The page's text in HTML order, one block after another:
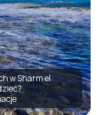
w Sharm el